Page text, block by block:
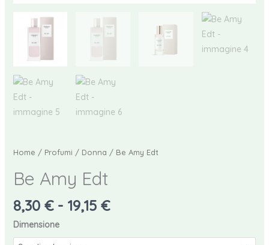
Home / Profumi / Donna / Be Amy Edt
Be Amy Edt
8,30 € - 19,15 €Fascia
prezzo:
Dimensione